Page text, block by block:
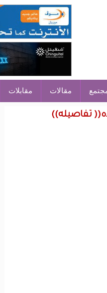
مقالات مقابلات
تفاصيله))